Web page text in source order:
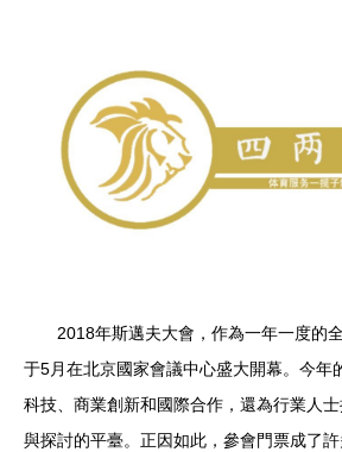
2018年斯邁夫大會，作為一年一度的
于5月在北京國家會議中心盛大開幕。今年
科技、商業創新和國際合作，還為行業人
與探討的平臺。正因如此，參會門票成了